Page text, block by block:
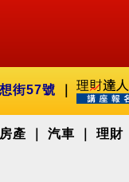
街57號
房產 汽車 理財